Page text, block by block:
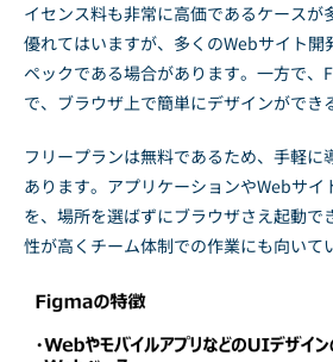
イセンス料も非常に高価であるケースが
優れてはいますが、多くのWebサイト開
ペックである場合があります。一方で
で、ブラウザ上で簡単にデザインができ
フリープランは無料であるため、手軽に
あります。アプリケーションやWebサイ
を、場所を選ばずにブラウザさえ起動で
性が高くチーム体制での作業にも向いて